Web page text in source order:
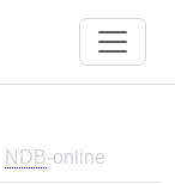
NDB-online